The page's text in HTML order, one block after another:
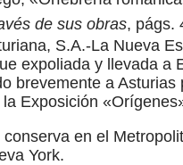
de sus obras, págs.
S.A.-La Nueva
expoliada y llevada a
brevemente a Asturias
Exposición
en el
York.